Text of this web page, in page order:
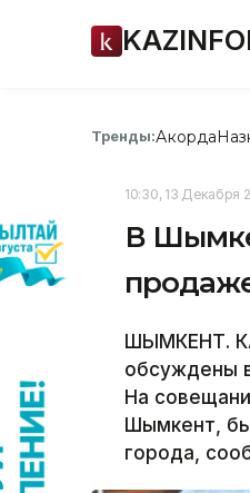
Тренды:Акорда
10:30, 13 Декабря
В
ШЫМКЕНТ.
обсуждены
На
Шымкент,
города,